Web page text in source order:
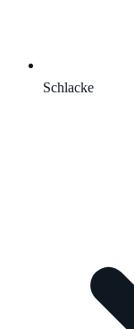
Schlacke